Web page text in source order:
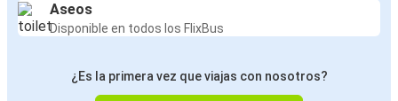
Aseos
Disponible en todos los FlixBus
¿Es la primera vez que viajas con nosotros?